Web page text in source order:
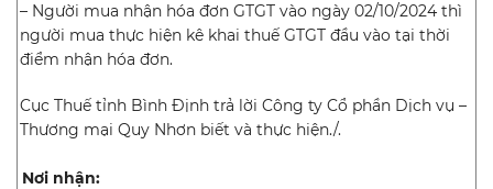
– Người mua nhận hóa đơn GTGT vào ngày 02/10/2024 thì
người mua thực hiện kê khai thuế GTGT đầu vào tại thời
điểm nhận hóa đơn.
Cục Thuế tỉnh Bình Định trả lời Công ty Cổ phần Dịch vụ –
Thương mại Quy Nhơn biết và thực hiện./.
Nơi nhận: